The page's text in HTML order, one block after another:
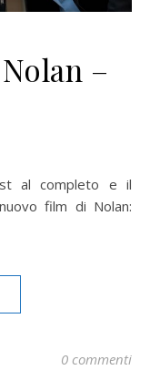
–
film di Nolan:
0 commenti